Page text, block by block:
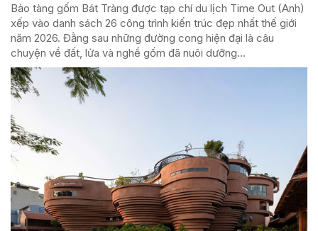
Bảo tàng gốm Bát Tràng được tạp chí du lịch Time Out (Anh)
xếp vào danh sách 26 công trình kiến trúc đẹp nhất thế giới
năm 2026. Đằng sau những đường cong hiện đại là câu
chuyện về đất, lửa và nghề gốm đã nuôi dưỡng...